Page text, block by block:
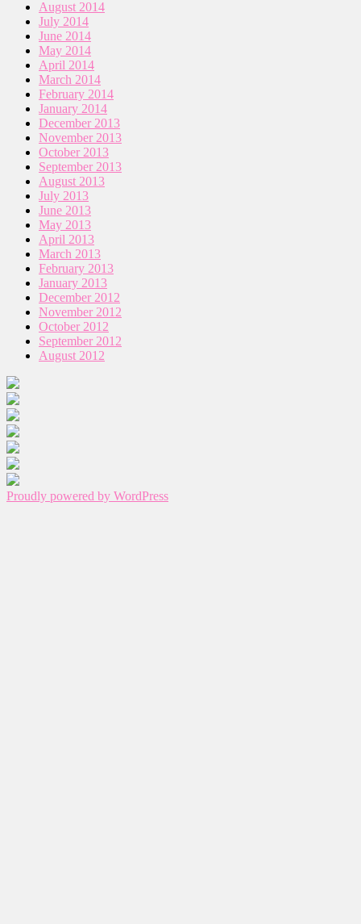
August 2014
July 2014
June 2014
May 2014
April 2014
March 2014
February 2014
January 2014
December 2013
November 2013
October 2013
September 2013
August 2013
July 2013
June 2013
May 2013
April 2013
March 2013
February 2013
January 2013
December 2012
November 2012
October 2012
September 2012
August 2012
Proudly powered by WordPress